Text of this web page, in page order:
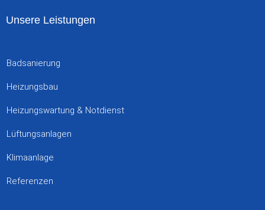
Unsere Leistungen
Badsanierung
Heizungsbau
Heizungswartung & Notdienst
Lüftungsanlagen
Klimaanlage
Referenzen